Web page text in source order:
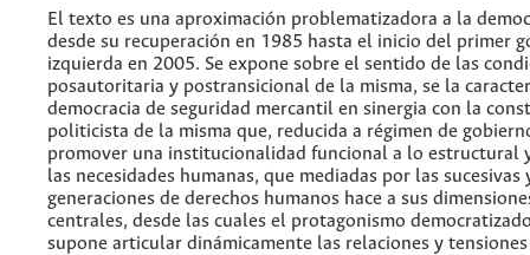
El texto es una aproximación problematizadora a la
desde su recuperación en 1985 hasta el inicio del primer
izquierda en 2005. Se expone sobre el sentido de las
posautoritaria y postransicional de la misma, se la
democracia de seguridad mercantil en sinergia con la
politicista de la misma que, reducida a régimen de
promover una institucionalidad funcional a lo estructural
las necesidades humanas, que mediadas por las sucesivas
generaciones de derechos humanos hace a sus
centrales, desde las cuales el protagonismo
supone articular dinámicamente las relaciones y